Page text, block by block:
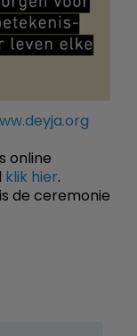
online
klik hier.
de ceremonie